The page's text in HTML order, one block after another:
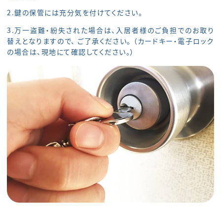
2.鍵の保管には充分気を付けてください。
3.万一盗難・紛失された場合は、入居者様のご負担でのお取り
替えとなりますので、 ご了承ください。 （カードキー・電子ロック
の場合は、現地にて確認してください。）